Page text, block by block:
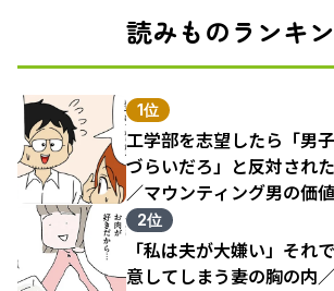
読みものランキ
1位
工学部を志望したら「男
づらいだろ」と反対され
／マウンティング男の価
結果（1）
2位
「私は夫が大嫌い」それ
意してしまう妻の胸の内